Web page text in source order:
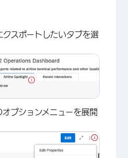
クスポートしたいタブを選
オプションメニューを展開